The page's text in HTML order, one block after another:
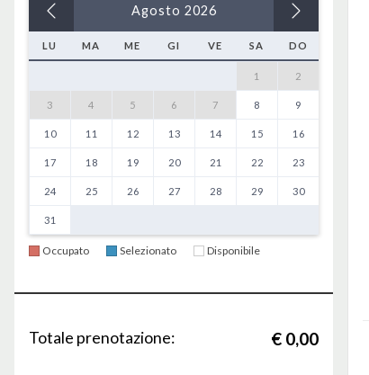
Agosto 2026
LU MA ME GI VE SA DO
1 2
3 4 5 6 7 8 9
10 11 12 13 14 15 16
17 18 19 20 21 22 23
24 25 26 27 28 29 30
31
Occupato Selezionato Disponibile
Totale prenotazione: € 0,00